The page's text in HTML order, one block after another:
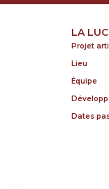
LA
Projet
Lieu
Équipe
Dates